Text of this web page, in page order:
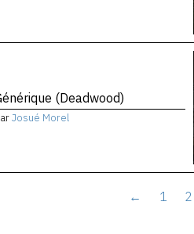
(Deadwood)
Josué Morel
← 1 2